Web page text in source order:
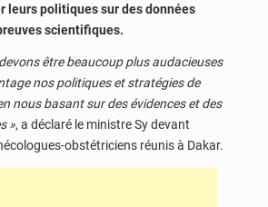
leurs politiques sur des données
scientifiques.
être beaucoup plus audacieuses
nos politiques et stratégies de
nous basant sur des évidences et des
», a déclaré le ministre Sy devant
obstétriciens réunis à Dakar.